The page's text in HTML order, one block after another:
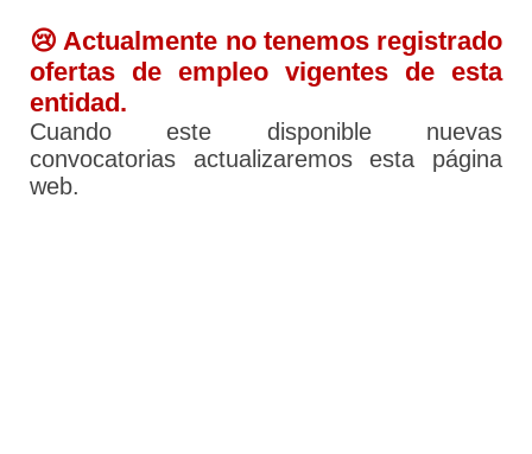
😢 Actualmente no tenemos registrado
ofertas de empleo vigentes de esta
entidad.
Cuando este disponible nuevas
convocatorias actualizaremos esta página
web.